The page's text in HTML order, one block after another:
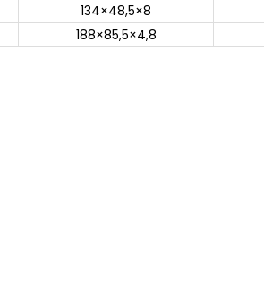
134×48,5×8
188×85,5×4,8